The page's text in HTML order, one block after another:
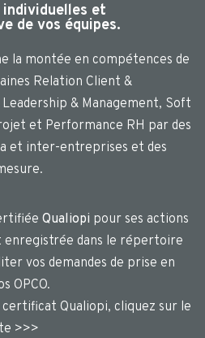
et
de vos équipes.
la montée en compétences de
Relation Client &
& Management, Soft
et Performance RH par des
et inter-entreprises et des
Qualiopi pour ses actions
enregistrée dans le répertoire
vos demandes de prise en
OPCO.
Qualiopi, cliquez sur le
>>>